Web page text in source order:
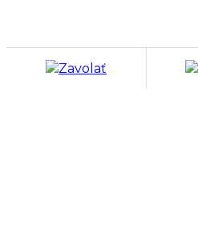
Zavolať